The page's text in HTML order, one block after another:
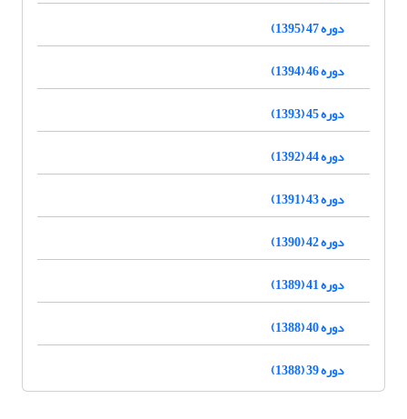
دوره 47 (1395)
دوره 46 (1394)
دوره 45 (1393)
دوره 44 (1392)
دوره 43 (1391)
دوره 42 (1390)
دوره 41 (1389)
دوره 40 (1388)
دوره 39 (1388)